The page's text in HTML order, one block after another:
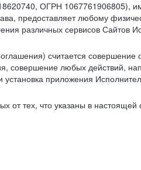
ОГРН 1067761906805),
предоставляет любому
различных сервисов Сайтов
считается совершение
совершение любых действий,
приложения
тех, что указаны в